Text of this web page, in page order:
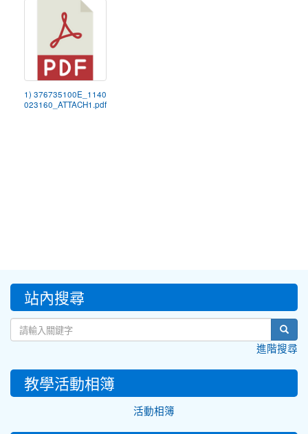
1) 376735100E_1140
023160_ATTACH1.pdf
::: 站內搜尋
進階搜尋
教學活動相簿
活動相簿